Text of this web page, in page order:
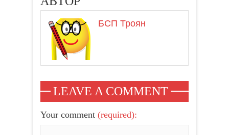
БСП Троян
LEAVE A COMMENT
Your comment (required):